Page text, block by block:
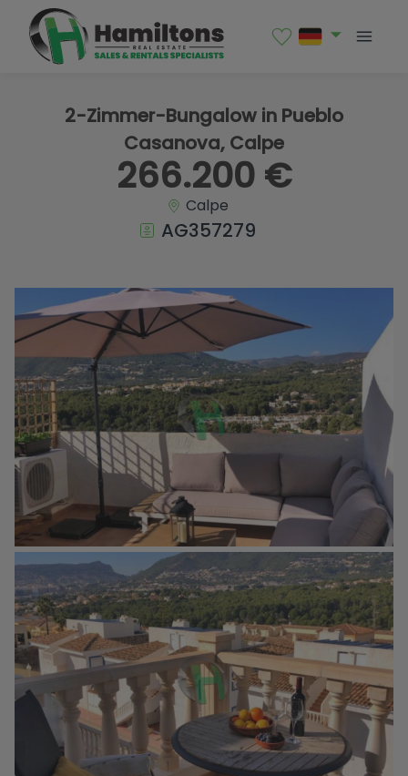
2-Zimmer-Bungalow in Pueblo
Casanova, Calpe
266.200 €
Calpe
AG357279
1 / 13